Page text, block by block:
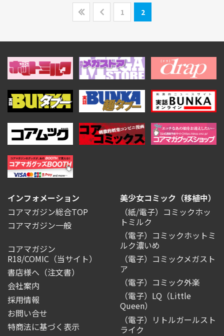
1 2
インフォメーション
コアマガジン総合TOP
コアマガジン一般
コアマガジン
R18/COMIC （当サイト）
書店様へ（注文書）
会社案内
採用情報
お問い合せ
特商法に基づく表示
美少女コミック（移植中）
（紙/電子）コミックホッ
トミルク
（電子）コミックホットミ
ルク濃いめ
（電子）コミックメガスト
ア
（電子）コミック外楽
（電子）LQ（Little
Queen）
（電子）リトルガールスト
ライク